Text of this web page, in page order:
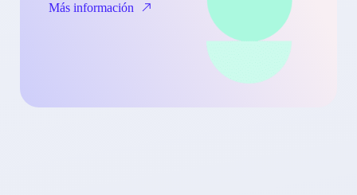
Más información